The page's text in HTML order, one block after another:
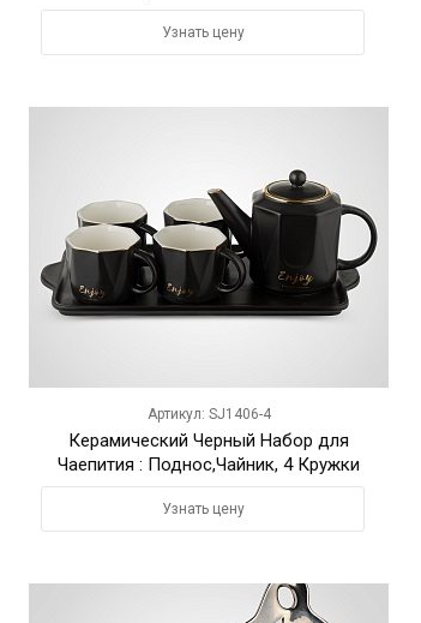
Узнать цену
Артикул: SJ1406-4
Керамический Черный Набор для
Чаепития : Поднос,Чайник, 4 Кружки
"Enjoy"
Узнать цену